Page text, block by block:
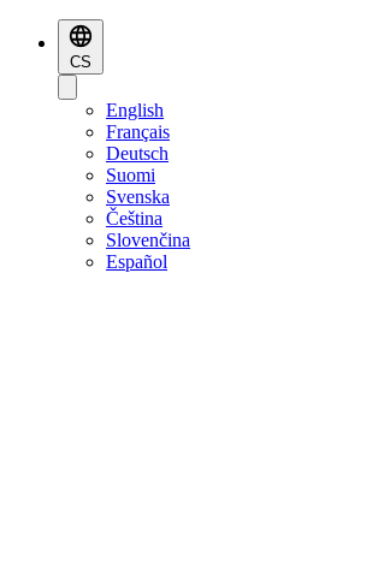
CS
English
Français
Deutsch
Suomi
Svenska
Čeština
Slovenčina
Español